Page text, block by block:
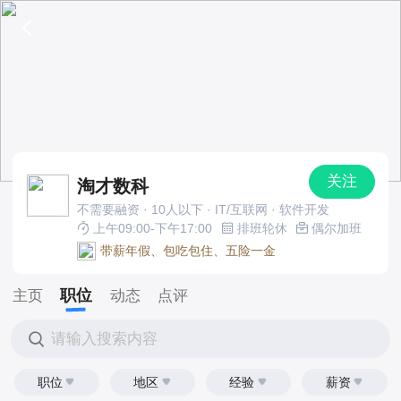
淘才数科 关注
不需要融资 · 10人以下 · IT/互联网 · 软件开发
上午09:00-下午17:00
排班轮休
偶尔加班
带薪年假、包吃包住、五险一金
主页 职位 动态 点评
请输入搜索内容
职位 地区 经验 薪资